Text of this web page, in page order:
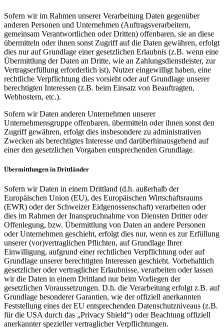
Sofern wir im Rahmen unserer Verarbeitung Daten gegenüber
anderen Personen und Unternehmen (Auftragsverarbeitern,
gemeinsam Verantwortlichen oder Dritten) offenbaren, sie an diese
übermitteln oder ihnen sonst Zugriff auf die Daten gewähren, erfolgt
dies nur auf Grundlage einer gesetzlichen Erlaubnis (z.B. wenn eine
Übermittlung der Daten an Dritte, wie an Zahlungsdienstleister, zur
Vertragserfüllung erforderlich ist), Nutzer eingewilligt haben, eine
rechtliche Verpflichtung dies vorsieht oder auf Grundlage unserer
berechtigten Interessen (z.B. beim Einsatz von Beauftragten,
Webhostern, etc.).
Sofern wir Daten anderen Unternehmen unserer
Unternehmensgruppe offenbaren, übermitteln oder ihnen sonst den
Zugriff gewähren, erfolgt dies insbesondere zu administrativen
Zwecken als berechtigtes Interesse und darüberhinausgehend auf
einer den gesetzlichen Vorgaben entsprechenden Grundlage.
Übermittlungen in Drittländer
Sofern wir Daten in einem Drittland (d.h. außerhalb der
Europäischen Union (EU), des Europäischen Wirtschaftsraums
(EWR) oder der Schweizer Eidgenossenschaft) verarbeiten oder
dies im Rahmen der Inanspruchnahme von Diensten Dritter oder
Offenlegung, bzw. Übermittlung von Daten an andere Personen
oder Unternehmen geschieht, erfolgt dies nur, wenn es zur Erfüllung
unserer (vor)vertraglichen Pflichten, auf Grundlage Ihrer
Einwilligung, aufgrund einer rechtlichen Verpflichtung oder auf
Grundlage unserer berechtigten Interessen geschieht. Vorbehaltlich
gesetzlicher oder vertraglicher Erlaubnisse, verarbeiten oder lassen
wir die Daten in einem Drittland nur beim Vorliegen der
gesetzlichen Voraussetzungen. D.h. die Verarbeitung erfolgt z.B. auf
Grundlage besonderer Garantien, wie der offiziell anerkannten
Feststellung eines der EU entsprechenden Datenschutzniveaus (z.B.
für die USA durch das „Privacy Shield“) oder Beachtung offiziell
anerkannter spezieller vertraglicher Verpflichtungen.